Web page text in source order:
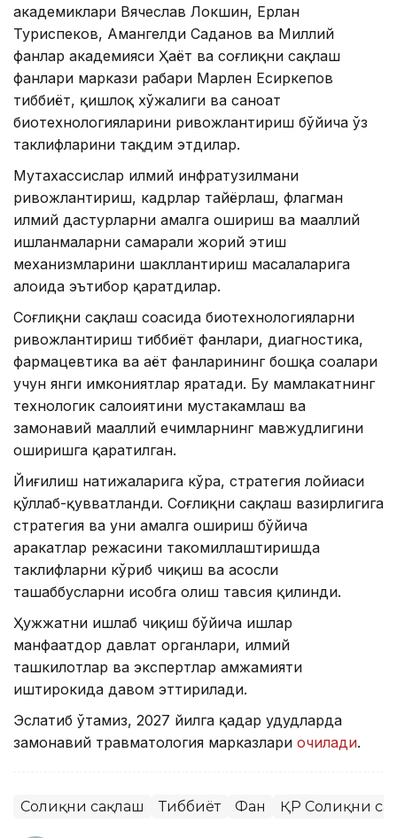
академиклари Вячеслав Локшин, Ерлан
Туриспеков, Амангелди Саданов ва Миллий
фанлар академияси Ҳаёт ва соғлиқни сақлаш
фанлари маркази раҳбари Марлен Есиркепов
тиббиёт, қишлоқ хўжалиги ва саноат
биотехнологияларини ривожлантириш бўйича ўз
таклифларини тақдим этдилар.
Мутахассислар илмий инфратузилмани
ривожлантириш, кадрлар тайёрлаш, флагман
илмий дастурларни амалга ошириш ва маҳаллий
ишланмаларни самарали жорий этиш
механизмларини шакллантириш масалаларига
алоҳида эътибор қаратдилар.
Соғлиқни сақлаш соҳасида биотехнологияларни
ривожлантириш тиббиёт фанлари, диагностика,
фармацевтика ва ҳаёт фанларининг бошқа соҳалари
учун янги имкониятлар яратади. Бу мамлакатнинг
технологик салоҳиятини мустаҳкамлаш ва
замонавий маҳаллий ечимларнинг мавжудлигини
оширишга қаратилган.
Йиғилиш натижаларига кўра, стратегия лойиҳаси
қўллаб-қувватланди. Соғлиқни сақлаш вазирлигига
стратегия ва уни амалга ошириш бўйича
ҳаракатлар режасини такомиллаштиришда
таклифларни кўриб чиқиш ва асосли
ташаббусларни ҳисобга олиш тавсия қилинди.
Ҳужжатни ишлаб чиқиш бўйича ишлар
манфаатдор давлат органлари, илмий
ташкилотлар ва экспертлар ҳамжамияти
иштирокида давом эттирилади.
Эслатиб ўтамиз, 2027 йилга қадар ҳудудларда
замонавий травматология марказлари очилади.
Соғлиқни сақлаш Тиббиёт Фан ҚР Соғлиқни